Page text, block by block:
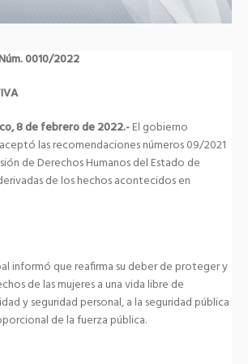
0010/2022
8 de febrero de 2022.-El gobierno
las recomendaciones números 09/2021
de Derechos Humanos del Estado de
de los hechos acontecidos en
informó que reafirma su deber de proteger y
de las mujeres a una vida libre de
y seguridad personal, a la seguridad pública
de la fuerza pública.